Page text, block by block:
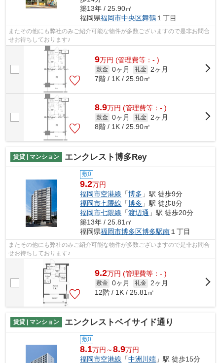
築13年 / 25.90㎡
福岡県福岡市中央区舞鶴 １丁目
またその他にも弊社のみご紹介可能な物件が多数ございますので是非お問合
せお待ちしております♪
9万円 (管理費等：- )
敷金 0ヶ月 礼金 2ヶ月
7階 / 1K / 25.90㎡
8.9万円 (管理費等：- )
敷金 0ヶ月 礼金 2ヶ月
8階 / 1K / 25.90㎡
賃貸 | マンション エンクレスト博多Rey
敷0
9.2万円
福岡市空港線 「博多 」駅 徒歩9分
福岡市七隈線 「博多 」駅 徒歩8分
福岡市七隈線 「渡辺通 」駅 徒歩20分
築13年 / 25.81㎡
福岡県福岡市博多区博多駅南 １丁目
またその他にも弊社のみご紹介可能な物件が多数ございますので是非お問合
せお待ちしております♪
9.2万円 (管理費等：- )
敷金 0ヶ月 礼金
2ヶ月
12階 / 1K / 25.81㎡
賃貸 | マンション エンクレストベイサイド通り
敷0
8.1万円～8.9万円
福岡市空港線 「中洲川端 」駅 徒歩15分